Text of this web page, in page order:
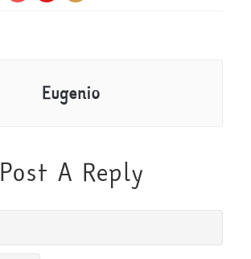
Eugenio
Post A Reply